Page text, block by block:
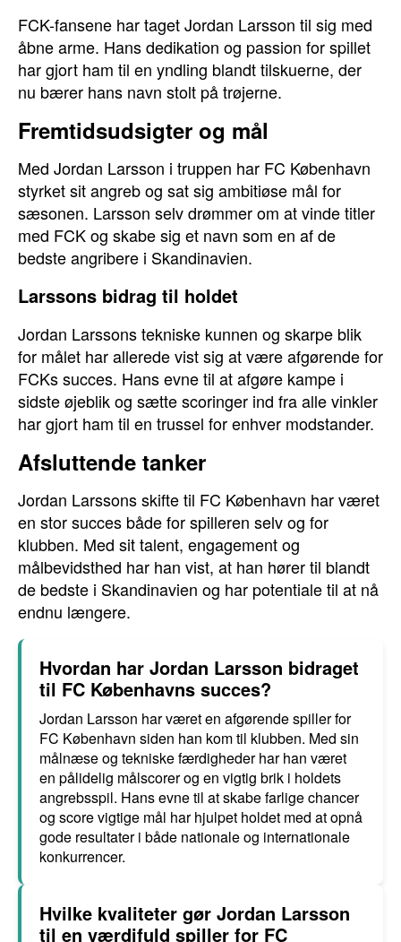
FCK-fansene har taget Jordan Larsson til sig med
åbne arme. Hans dedikation og passion for spillet
har gjort ham til en yndling blandt tilskuerne, der
nu bærer hans navn stolt på trøjerne.
Fremtidsudsigter og mål
Med Jordan Larsson i truppen har FC København
styrket sit angreb og sat sig ambitiøse mål for
sæsonen. Larsson selv drømmer om at vinde titler
med FCK og skabe sig et navn som en af de
bedste angribere i Skandinavien.
Larssons bidrag til holdet
Jordan Larssons tekniske kunnen og skarpe blik
for målet har allerede vist sig at være afgørende for
FCKs succes. Hans evne til at afgøre kampe i
sidste øjeblik og sætte scoringer ind fra alle vinkler
har gjort ham til en trussel for enhver modstander.
Afsluttende tanker
Jordan Larssons skifte til FC København har været
en stor succes både for spilleren selv og for
klubben. Med sit talent, engagement og
målbevidsthed har han vist, at han hører til blandt
de bedste i Skandinavien og har potentiale til at nå
endnu længere.
Hvordan har Jordan Larsson bidraget
til FC Københavns succes?
Jordan Larsson har været en afgørende spiller for
FC København siden han kom til klubben. Med sin
målnæse og tekniske færdigheder har han været
en pålidelig målscorer og en vigtig brik i holdets
angrebsspil. Hans evne til at skabe farlige chancer
og score vigtige mål har hjulpet holdet med at opnå
gode resultater i både nationale og internationale
konkurrencer.
Hvilke kvaliteter gør Jordan Larsson
til en værdifuld spiller for FC